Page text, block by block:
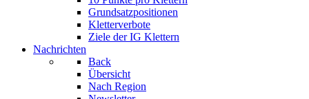
Grundsatzpositionen
Kletterverbote
Ziele der IG Klettern
Nachrichten
Back
Übersicht
Nach Region